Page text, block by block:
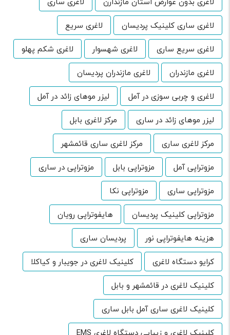
لاغری ساری کلینیک پردیسان
لاغری سریع
لاغری سریع ساری
لاغری شهسوار
لاغری شکم پهلو
لاغری مازندران
لاغری مازندران پردیسان
لاغری و چربی سوزی در آمل
لیزر موهای زائد در آمل
لیزر موهای زائد در ساری
مرکز لاغری بابل
مرکز لاغری ساری
مرکز لاغری ساری قائمشهر
مزوتراپی آمل
مزوتراپی بابل
مزوتراپی در ساری
مزوتراپی ساری
مزوتراپی نکا
مزوتراپی کلینیک پردیسان
هایفوتراپی رویان
هزینه هایفوتراپی نور
پردیسان ساری
کرایو دستگاه لاغری
کلینیک لاغری در جویبار و کیاکلا
کلینیک لاغری در قائمشهر و بابل
کلینیک لاغری ساری آمل بابل ساری